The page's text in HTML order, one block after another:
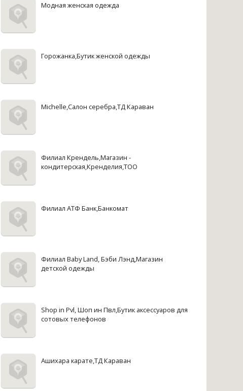
Модная женская одежда
Горожанка,Бутик женской одежды
Michelle,Салон серебра,ТД Караван
Филиал Крендель,Магазин -
кондитерская,Кренделия,ТОО
Филиал АТФ Банк,Банкомат
Филиал Baby Land, Бэби Лэнд,Магазин
детской одежды
Shop in Pvl, Шоп ин Пвл,Бутик аксессуаров для
сотовых телефонов
Ашихара карате,ТД Караван